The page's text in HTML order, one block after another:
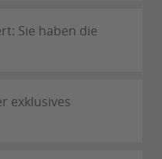
Sie haben die
exklusives